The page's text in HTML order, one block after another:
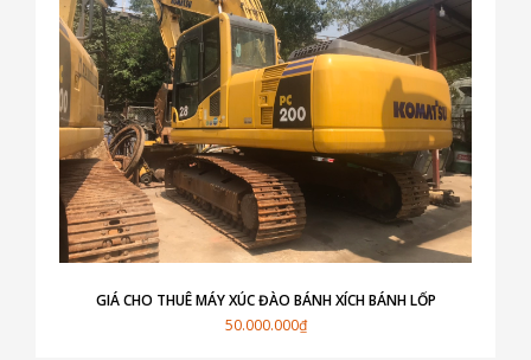
GIÁ CHO THUÊ MÁY XÚC ĐÀO BÁNH XÍCH BÁNH LỐP
50.000.000₫